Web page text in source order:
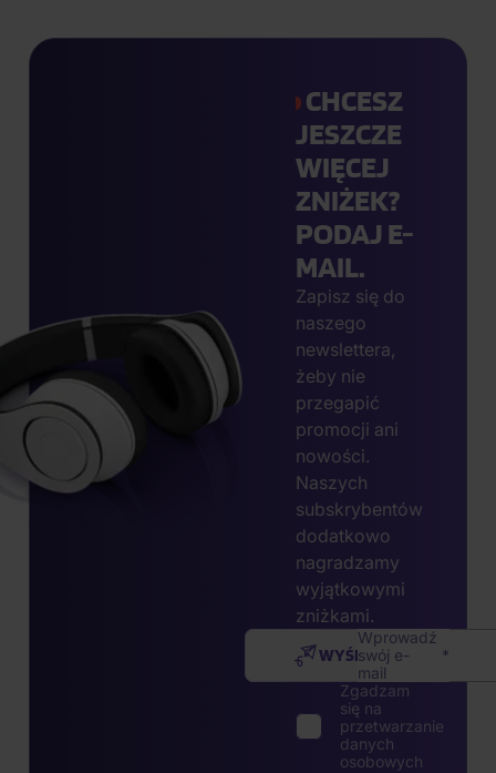
CHCESZ
JESZCZE
WIĘCEJ
ZNIŻEK?
PODAJ E-
MAIL.
Zapisz się do
naszego
newslettera,
żeby nie
przegapić
promocji ani
nowości.
Naszych
subskrybentów
dodatkowo
nagradzamy
wyjątkowymi
zniżkami.
Wprowadź
swój e-
mail
WYŚLIJ
Zgadzam
się na
przetwarzanie
danych
osobowych